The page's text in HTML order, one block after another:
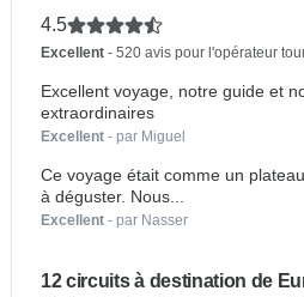
4.5
Excellent - 520 avis pour l'opérateur
Excellent voyage, notre guide et
extraordinaires
Excellent - par Miguel
Ce voyage était comme un
à déguster. Nous...
Excellent - par Nasser
12 circuits à destination de